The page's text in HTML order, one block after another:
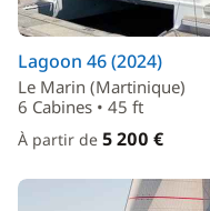
Lagoon 46 (2024)
Le Marin (Martinique)
6 Cabines • 45 ft
À partir de 5 200 €